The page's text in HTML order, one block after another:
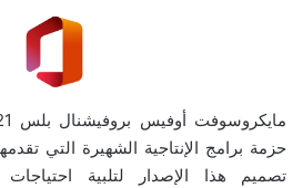
حزمة برامج الإنتاجية الشهيرة التي
تصميم هذا الإصدار لتلبية